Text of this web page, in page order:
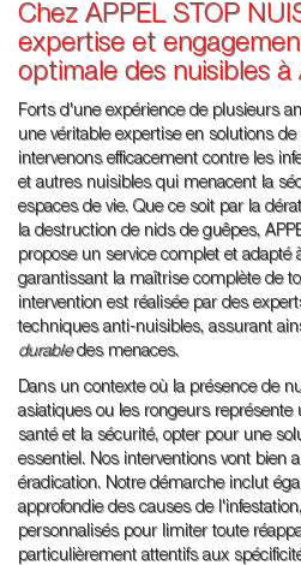
Chez APPEL STOP
expertise et
optimale des nuisibles à
Forts d'une expérience de plusieurs
une véritable expertise en solutions
intervenons efficacement contre les
et autres nuisibles qui menacent la
espaces de vie. Que ce soit par la
la destruction de nids de guêpes,
propose un service complet et adapté
garantissant la maîtrise complète de
intervention est réalisée par des
techniques anti-nuisibles, assurant
durabledes menaces.
Dans un contexte où la présence de
asiatiques ou les rongeurs représente
santé et la sécurité, opter pour une
essentiel. Nos interventions vont bien
éradication. Notre démarche inclut
approfondie des causes de
personnalisés pour limiter toute
particulièrement attentifs aux